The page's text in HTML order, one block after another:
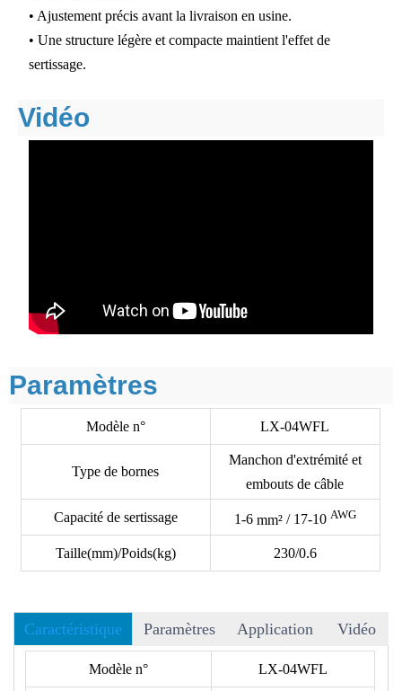
• Ajustement précis avant la livraison en usine.
• Une structure légère et compacte maintient l'effet de
sertissage.
Vidéo
Paramètres
Modèle n° LX-04WFL
Type de bornes
Manchon d'extrémité et
embouts de câble
Capacité de sertissage 1-6 mm²/ 17-10 AWG
Taille(mm)/Poids(kg) 230/0.6
Caractéristique Paramètres Application Vidéo
Modèle n° LX-04WFL
• Plus de 40 matrices peuvent être choisies, et nous acceptons
les matrices OEM